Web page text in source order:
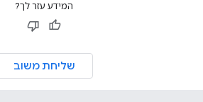
המידע עזר לך?
שליחת משוב